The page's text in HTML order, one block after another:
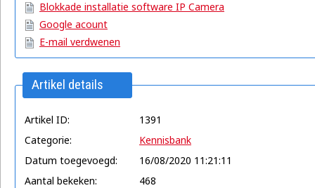
Blokkade installatie software IP Camera
Google acount
E-mail verdwenen
Artikel details
Artikel ID:
1391
Categorie:
Kennisbank
Datum toegevoegd:
16/08/2020 11:21:11
Aantal bekeken:
468